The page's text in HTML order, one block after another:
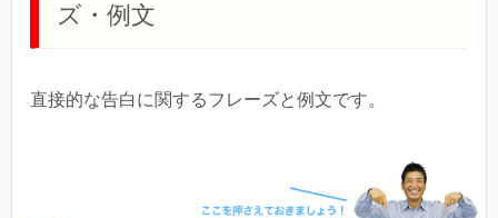
ズ・例文
直接的な告白に関するフレーズと例文です。